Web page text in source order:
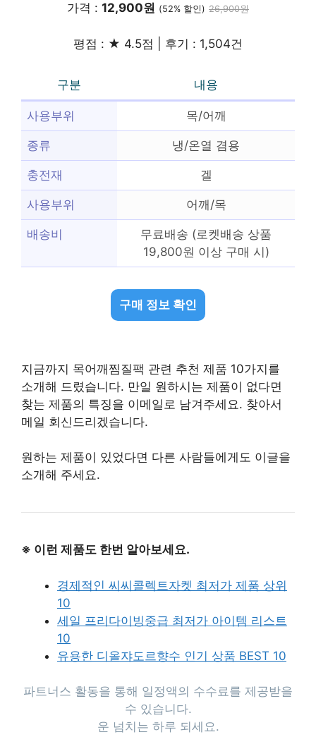
가격 : 12,900원 (52% 할인) 26,900원
평점 : ★ 4.5점 | 후기 : 1,504건
구분 내용
사용부위 목/어깨
종류 냉/온열 겸용
충전재 겔
사용부위 어깨/목
배송비
무료배송 (로켓배송 상품
19,800원 이상 구매 시)
구매 정보 확인
지금까지 목어깨찜질팩 관련 추천 제품 10가지를
소개해 드렸습니다. 만일 원하시는 제품이 없다면
찾는 제품의 특징을 이메일로 남겨주세요. 찾아서
메일 회신드리겠습니다.
원하는 제품이 있었다면 다른 사람들에게도 이글을
소개해 주세요.
※ 이런 제품도 한번 알아보세요.
경제적인 씨씨콜렉트자켓 최저가 제품 상위
10
세일 프리다이빙중급 최저가 아이템 리스트
10
유용한 디올쟈도르향수 인기 상품 BEST 10
파트너스 활동을 통해 일정액의 수수료를 제공받을
수 있습니다.
운 넘치는 하루 되세요.